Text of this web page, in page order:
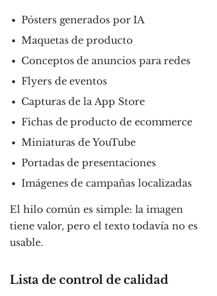
Pósters generados por IA
Maquetas de producto
Conceptos de anuncios para redes
Flyers de eventos
Capturas de la App Store
Fichas de producto de ecommerce
Miniaturas de YouTube
Portadas de presentaciones
Imágenes de campañas localizadas
El hilo común es simple: la imagen
tiene valor, pero el texto todavía no es
usable.
Lista de control de calidad